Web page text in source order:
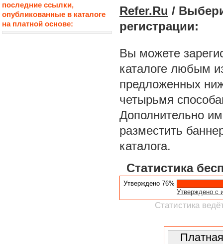
последние ссылки,
опубликованные в каталоге
на платной основе:
Refer.Ru /
регистрации:
Вы можете
каталоге любым
предложенных
четырьмя
Дополнительно
разместить
каталога.
Статистика
Утверждено 76%
Утверждено с
Статистика